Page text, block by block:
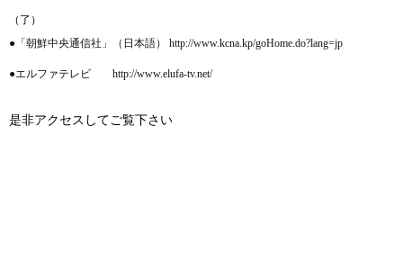
（了）
●「朝鮮中央通信社」（日本語） http://www.kcna.kp/goHome.do?lang=jp
●エルファテレビ http://www.elufa-tv.net/
是非アクセスしてご覧下さい